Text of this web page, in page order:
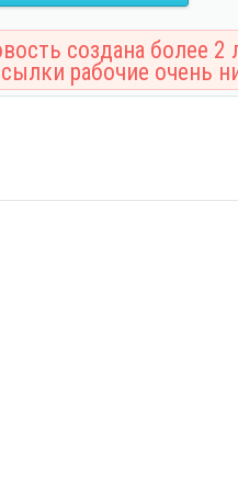
создана более 2
рабочие очень